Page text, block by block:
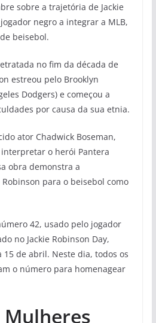
sobre a trajetória de Jackie
negro a integrar a MLB,
beisebol.
no fim da década de
estreou pelo Brooklyn
Dodgers) e começou a
por causa da sua etnia.
ator Chadwick Boseman,
o herói Pantera
obra demonstra a
para o beisebol como
42, usado pelo jogador
no Jackie Robinson Day,
de abril. Neste dia, todos os
o número para homenagear
Mulheres